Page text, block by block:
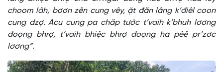
choom lâh, bơơn zên cung vêy, ặt đăn lâng k’điêl coon
cung dzợ. Acu cung pa chăp tước t’vaih k’bhuh lơơng
đoọng bhrợ, t’vaih bhiệc bhrợ đoọng ha pêê pr’zơc
lơơng”.